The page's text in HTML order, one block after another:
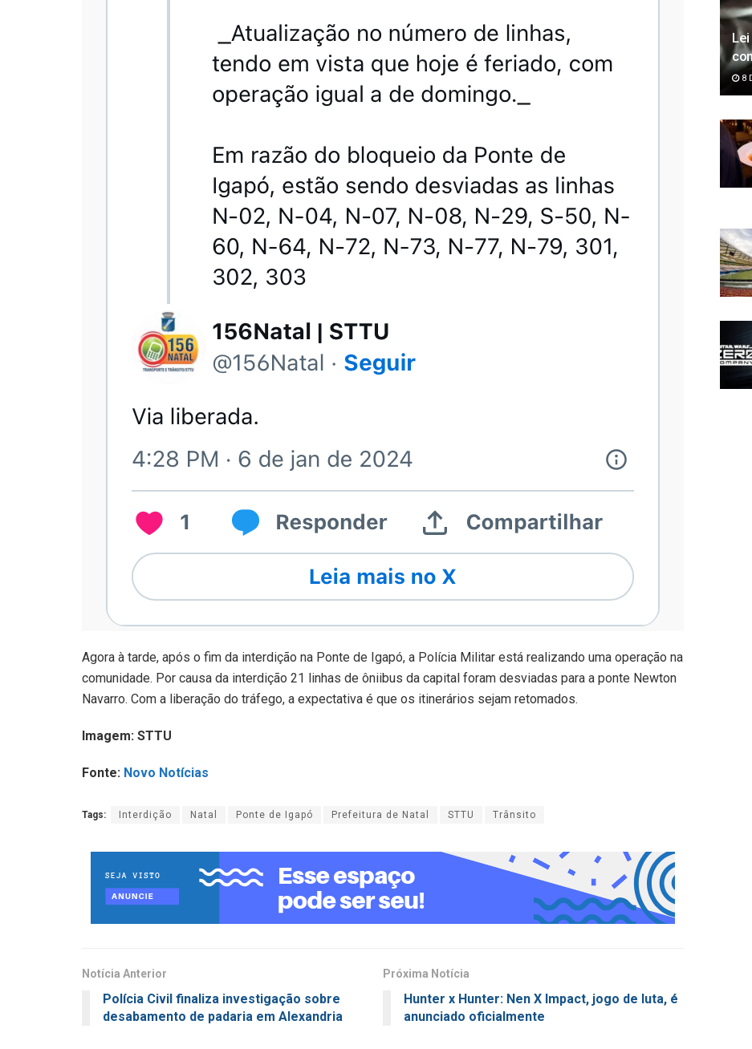
Agora à tarde, após o fim da interdição na Ponte de Igapó, a Polícia Militar está realizando uma operação na
comunidade. Por causa da interdição 21 linhas de ôniibus da capital foram desviadas para a ponte Newton
Navarro. Com a liberação do tráfego, a expectativa é que os itinerários sejam retomados.
Imagem: STTU
Fonte: Novo Notícias
Tags: Interdição Natal Ponte de Igapó Prefeitura de Natal STTU Trânsito
Notícia Anterior
Polícia Civil finaliza investigação sobre
desabamento de padaria em Alexandria
Próxima Notícia
Hunter x Hunter: Nen X Impact, jogo de luta, é
anunciado oficialmente
8